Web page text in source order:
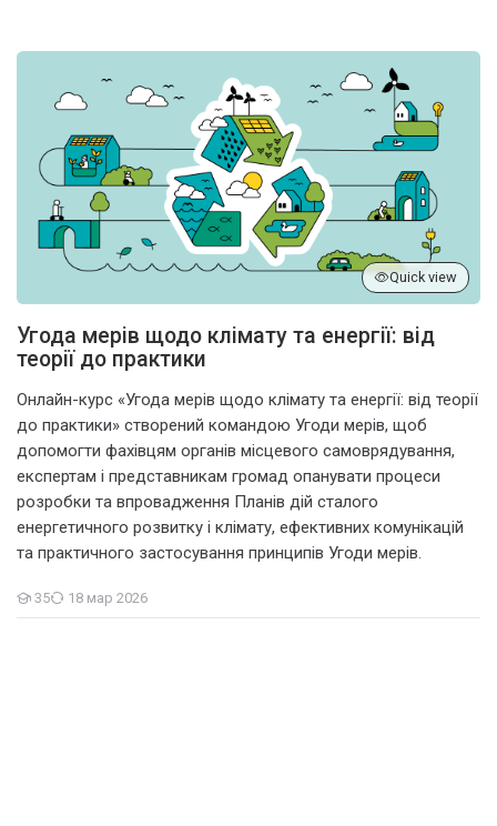
Quick view
Угода мерів щодо клімату та енергії: від
теорії до практики
Онлайн-курс «Угода мерів щодо клімату та енергії: від теорії
до практики» створений командою Угоди мерів, щоб
допомогти фахівцям органів місцевого самоврядування,
експертам і представникам громад опанувати процеси
розробки та впровадження Планів дій сталого
енергетичного розвитку і клімату, ефективних комунікацій
та практичного застосування принципів Угоди мерів.
35
Polaznici
18 мар 2026